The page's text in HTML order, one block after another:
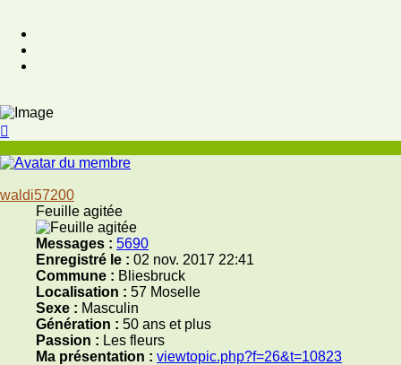
waldi57200
Feuille agitée
Messages : 5690
Enregistré le : 02 nov. 2017 22:41
Commune : Bliesbruck
Localisation : 57 Moselle
Sexe : Masculin
Génération : 50 ans et plus
Passion : Les fleurs
Ma présentation : viewtopic.php?f=26&t=10823